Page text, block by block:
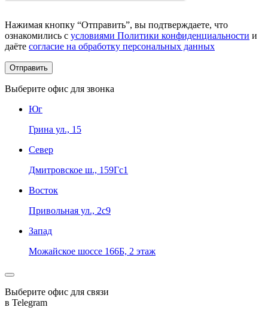
Нажимая кнопку “Отправить”, вы подтверждаете, что
ознакомились с условиями Политики конфиденциальности и
даёте согласие на обработку персональных данных
Выберите офис для звонка
Юг
Грина ул., 15
Север
Дмитровское ш., 159Гс1
Восток
Привольная ул., 2с9
Запад
Можайское шоссе 166Б, 2 этаж
Выберите офис для связи
в Telegram